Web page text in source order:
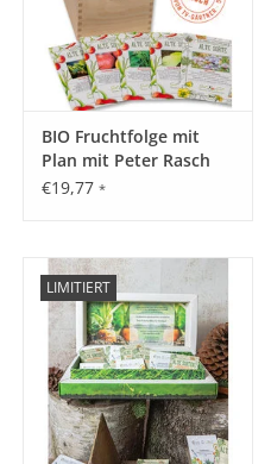
BIO Fruchtfolge mit
Plan mit Peter Rasch
Saatgut-Box
€19,77 *
LIMITIERT